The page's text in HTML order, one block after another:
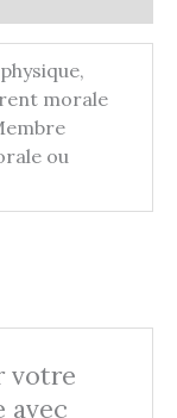
morale
ou
votre
avec